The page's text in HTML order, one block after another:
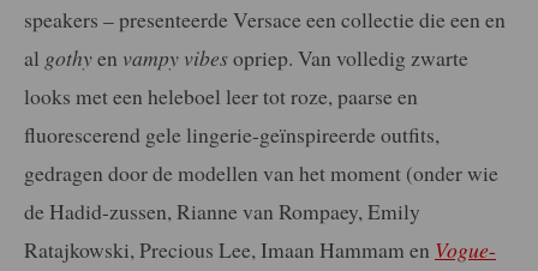
speakers – presenteerde Versace een collectie die een en
al gothyen vampy vibesopriep. Van volledig zwarte
looks met een heleboel leer tot roze, paarse en
fluorescerend gele lingerie-geïnspireerde outfits,
gedragen door de modellen van het moment (onder wie
de Hadid-zussen, Rianne van Rompaey, Emily
Ratajkowski, Precious Lee, Imaan Hammam en Vogue-